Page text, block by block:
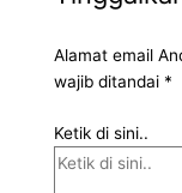
Alamat email
wajib ditandai *
Ketik di sini..